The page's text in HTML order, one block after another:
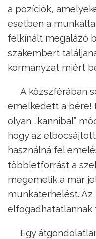
a pozíciók,
esetben a
felkínált megalázó
szakembert
kormányzat miért
A közszférában
emelkedett a bére!
olyan „kannibál”
hogy az
használná fel
többletforrást a
megemelik a már
munkaterhelést. Az
elfogadhatatlannak
Egy